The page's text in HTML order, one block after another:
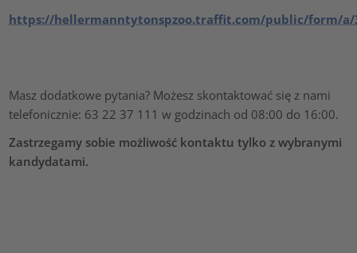
https://hellermanntytonspzoo.traffit.com/public/form/a/
Masz dodatkowe pytania? Możesz skontaktować się z nami
telefonicznie: 63 22 37 111 w godzinach od 08:00 do 16:00.
Zastrzegamy sobie możliwość kontaktu tylko z wybranymi
kandydatami.